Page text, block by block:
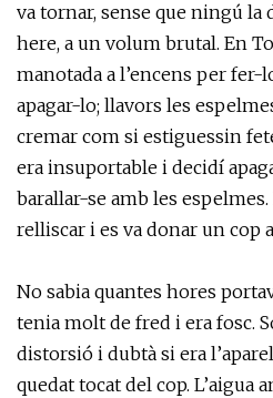
va tornar, sense que ningú la
here, a un volum brutal. En
manotada a l’encens per fer-
apagar-lo; llavors les
cremar com si estiguessin
era insuportable i decidí
barallar-se amb les espelmes.
relliscar i es va donar un cop
No sabia quantes hores
tenia molt de fred i era fosc.
distorsió i dubtà si era
quedat tocat del cop. L’aigua